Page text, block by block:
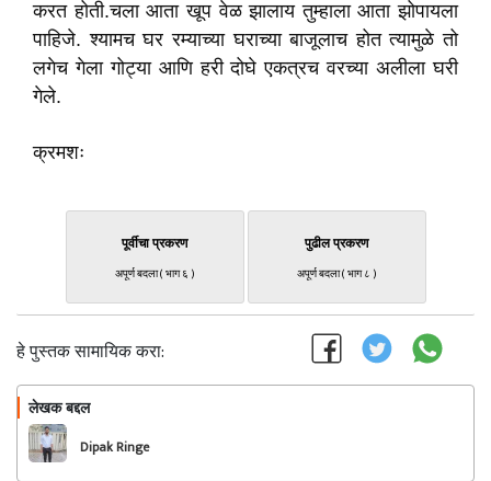
करत होती.चला आता खूप वेळ झालाय तुम्हाला आता झोपायला
पाहिजे. श्यामच घर रम्याच्या घराच्या बाजूलाच होत त्यामुळे तो
लगेच गेला गोट्या आणि हरी दोघे एकत्रच वरच्या अलीला घरी
गेले.
क्रमशः
पूर्वीचा प्रकरण
अपूर्ण बदला ( भाग ६ )
पुढील प्रकरण
अपूर्ण बदला ( भाग ८ )
हे पुस्तक सामायिक करा:
लेखक बद्दल
Dipak Ringe